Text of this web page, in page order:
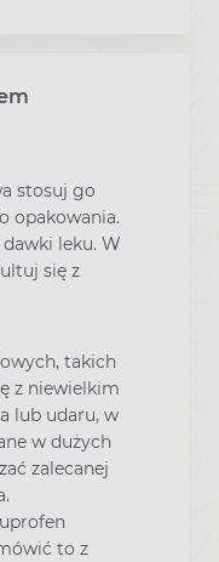
stosuj go
opakowania.
leku. W
się z
takich
z niewielkim
lub udaru, w
w dużych
zalecanej
to z